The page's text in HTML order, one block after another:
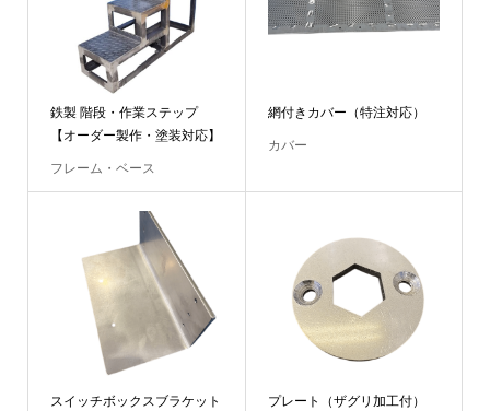
鉄製 階段・作業ステップ
【オーダー製作・塗装対応】
フレーム・ベース
網付きカバー（特注対応）
カバー
スイッチボックスブラケット
プレート（ザグリ加工付）